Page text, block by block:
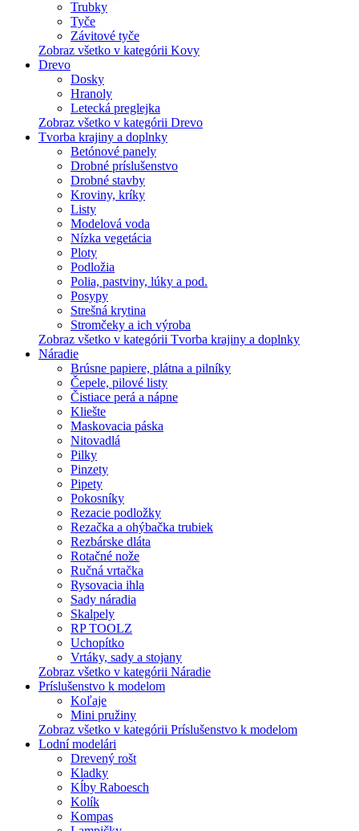
Trubky
Tyče
Závitové tyče
Zobraz všetko v kategórii Kovy
Drevo
Dosky
Hranoly
Letecká preglejka
Zobraz všetko v kategórii Drevo
Tvorba krajiny a doplnky
Betónové panely
Drobné príslušenstvo
Drobné stavby
Kroviny, kríky
Listy
Modelová voda
Nízka vegetácia
Ploty
Podložia
Polia, pastviny, lúky a pod.
Posypy
Strešná krytina
Stromčeky a ich výroba
Zobraz všetko v kategórii Tvorba krajiny a doplnky
Náradie
Brúsne papiere, plátna a pilníky
Čepele, pilové listy
Čistiace perá a nápne
Kliešte
Maskovacia páska
Nitovadlá
Pilky
Pinzety
Pipety
Pokosníky
Rezacie podložky
Rezačka a ohýbačka trubiek
Rezbárske dláta
Rotačné nože
Ručná vrtačka
Rysovacia ihla
Sady náradia
Skalpely
RP TOOLZ
Uchopítko
Vrtáky, sady a stojany
Zobraz všetko v kategórii Náradie
Príslušenstvo k modelom
Koľaje
Mini pružiny
Zobraz všetko v kategórii Príslušenstvo k modelom
Lodní modelári
Drevený rošt
Kladky
Kĺby Raboesch
Kolík
Kompas